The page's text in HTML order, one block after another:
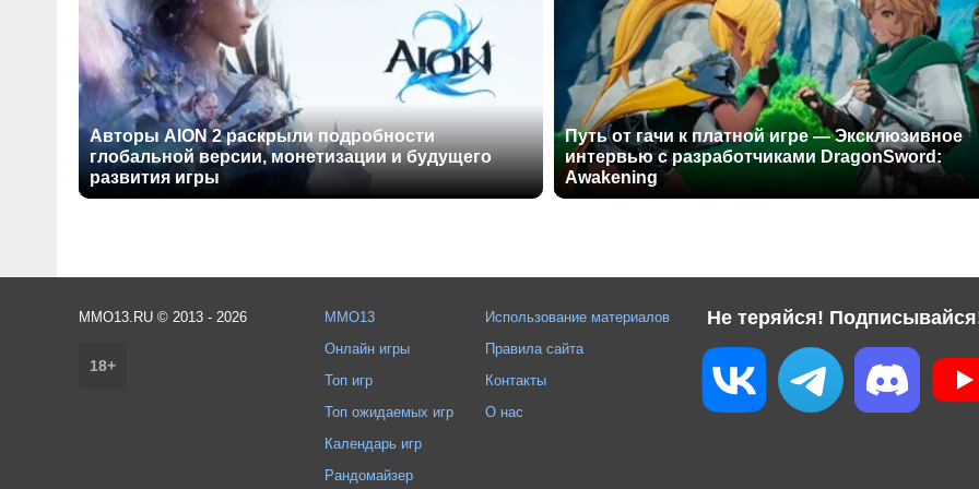
Авторы AION 2 раскрыли подробности
глобальной версии, монетизации и будущего
развития игры
Путь от гачи к платной игре — Эксклюзивное
интервью с разработчиками DragonSword:
Awakening
Не теряйся!
MMO13.RU © 2013 - 2026
18+
MMO13
Онлайн игры
Топ игр
Топ ожидаемых игр
Календарь игр
Рандомайзер
Использование материалов
Правила сайта
Контакты
О нас